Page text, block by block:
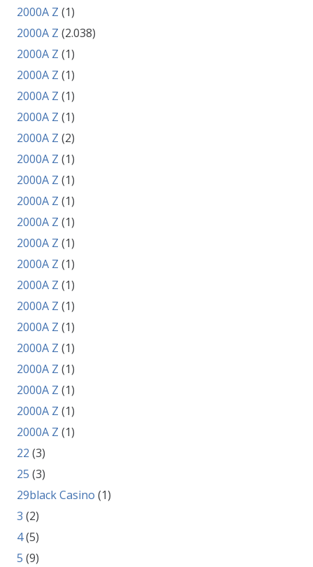
2000A Z (1)
2000A Z (2.038)
2000A Z (1)
2000A Z (1)
2000A Z (1)
2000A Z (1)
2000A Z (2)
2000A Z (1)
2000A Z (1)
2000A Z (1)
2000A Z (1)
2000A Z (1)
2000A Z (1)
2000A Z (1)
2000A Z (1)
2000A Z (1)
2000A Z (1)
2000A Z (1)
2000A Z (1)
2000A Z (1)
2000A Z (1)
22 (3)
25 (3)
29black Casino (1)
3 (2)
4(5)
5 (9)